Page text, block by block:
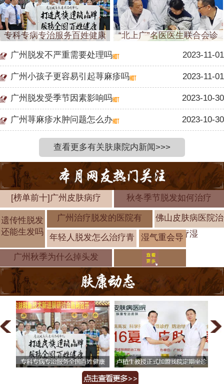
专科专病专治服务百姓健康 “北上广”名医医生联合会诊
广州脱发不严重需要处理吗 2023-11-01
广州小孩子更容易引起荨麻疹吗 2023-11-01
广州脱发受季节因素影响吗 2023-10-30
广州荨麻疹水肿问题怎么办 2023-10-30
查看更多有关肤康院内新闻>>>
[榜单前十]广州皮肤病疗 秋冬季节脱发如何治疗
遗传性脱发
还能生发吗
广州治疗脱发的医院有
佛山皮肤病医院治
疗湿
年轻人脱发怎么治疗青
湿气重会导
致脱发吗 湿
广州秋季为什么掉头发